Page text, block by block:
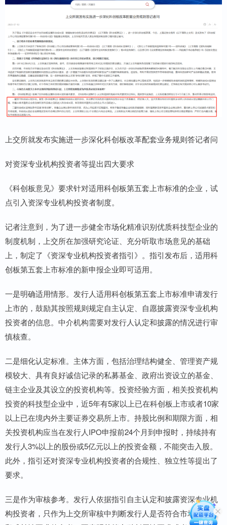
上交所就发布实施进一步深化科创板改革配套业务规则答记者问
对资深专业机构投资者等提出四大要求
《科创板意见》要求针对适用科创板第五套上市标准的企业，试
点引入资深专业机构投资者制度。
记者注意到，为了进一步健全市场化精准识别优质科技型企业的
制度机制，上交所在加强研究论证、充分听取市场意见的基础
上，制定了《资深专业机构投资者指引》。指引发布后，适用科
创板第五套上市标准的新申报企业即可适用。
一是明确适用情形。发行人适用科创板第五套上市标准申请发行
上市的，鼓励其按照规则规定自主认定、自愿披露资深专业机构
投资者的信息。中介机构需要对发行人认定和披露的情况进行审
慎核查。
二是细化认定标准。主体方面，包括治理结构健全、管理资产规
模较大、具有良好诚信记录的私募基金、政府出资设立的基金、
链主企业及其设立的投资机构等。投资经验方面，相关投资机构
投资的科技型企业中，近5年有5家以上已在科创板上市或者10家
以上已在境内外主要证券交易所上市。持股比例和期限方面，相
关投资机构应当在发行人IPO申报前24个月到申报时，持续持有
发行人3%以上的股份或5亿元以上的投资金额，不能突击入股。
此外，指引还对资深专业机构投资者的合规性、独立性等提出了
要求。
三是作为审核参考。发行人依据指引自主认定和披露资深专业机
构投资者，只作为上交所审核中判断发行人是否符合市场认可度